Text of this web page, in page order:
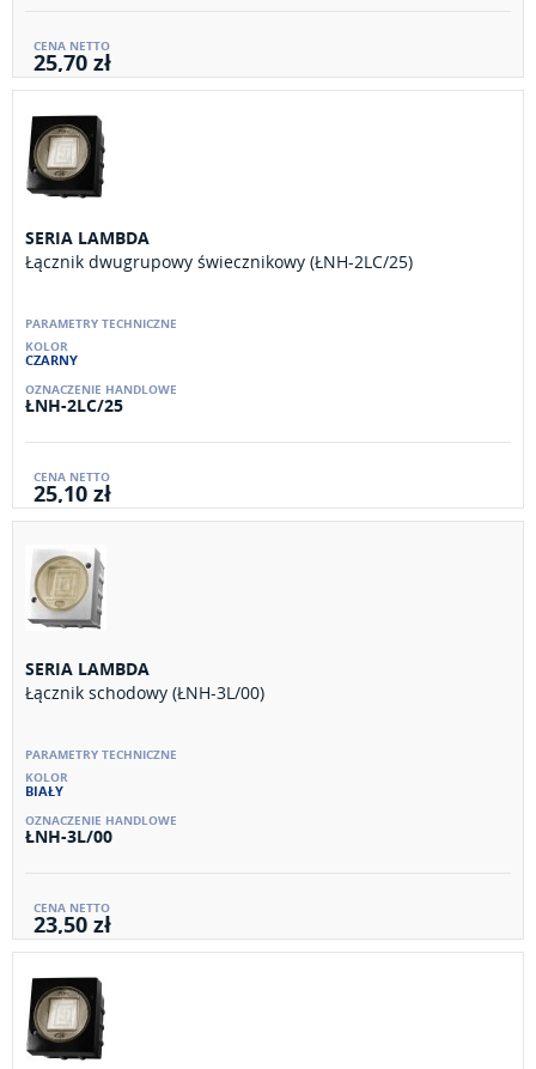
25,70 zł
SERIA LAMBDA
Łącznik dwugrupowy świecznikowy (ŁNH-2LC/25)
CZARNY
ŁNH-2LC/25
25,10 zł
SERIA LAMBDA
Łącznik schodowy (ŁNH-3L/00)
BIAŁY
ŁNH-3L/00
23,50 zł